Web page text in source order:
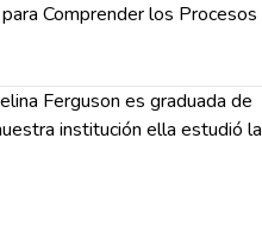
Comprender los Procesos
Ferguson es graduada de
institución ella estudió la